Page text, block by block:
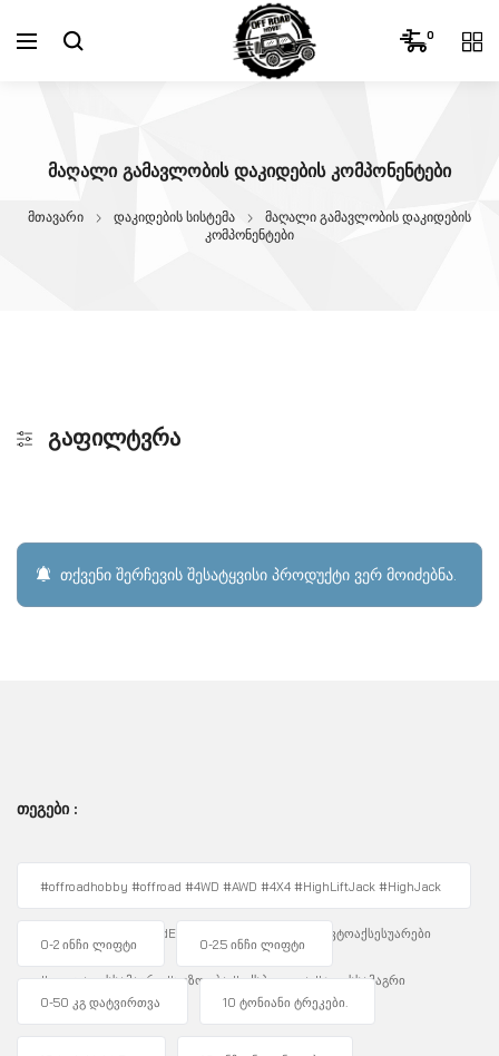
0
ᲛᲐᲦᲐᲚᲘ ᲒᲐᲛᲐᲕᲚᲝᲑᲘᲡ ᲓᲐᲙᲘᲓᲔᲑᲘᲡ ᲙᲝᲛᲞᲝᲜᲔᲜᲢᲔᲑᲘ
მთავარი დაკიდების სისტემა
მაღალი გამავლობის დაკიდების
კომპონენტები
ᲒᲐᲤᲘᲚᲢᲕᲠᲐ
თქვენი შერჩევის შესატყვისი პროდუქტი ვერ მოიძებნა.
ᲗᲔᲒᲔᲑᲘ :
#offroadhobby #offroad #4WD #AWD #4X4 #HighLiftJack #HighJack
#4WDUnity #OffRoadEquipment #Overlanding #ავტოაქსესუარები
#ფოლადისსამაგრი #უგზოობა #ექსპედიცია #ჯეკისსამაგრი
0-2 ინჩი ლიფტი 0-2.5 ინჩი ლიფტი
0-50 კგ დატვირთვა 10 ტონიანი ტრეკები.